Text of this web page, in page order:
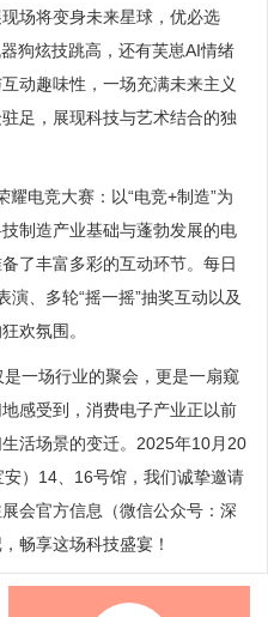
场将变身未来星球，优必选
狗炫技跳高，还有芙崽AI情绪
动趣味性，一场充满未来主义
足，展现科技与艺术结合的独
电竞大赛：以“电竞+制造”为
制造产业基础与蓬勃发展的电
了丰富多彩的互动环节。每日
、多轮“摇一摇”抽奖互动以及
欢氛围。
一场行业的聚会，更是一扇窥
感受到，消费电子产业正以前
活场景的变迁。2025年10月20
）14、16号馆，我们诚挚邀请
会官方信息（微信公众号：深
畅享这场科技盛宴！